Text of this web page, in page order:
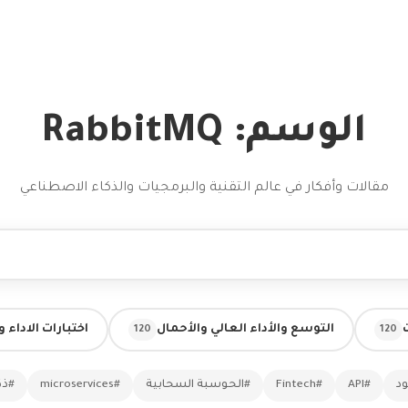
الوسم: RabbitMQ
مقالات وأفكار في عالم التقنية والبرمجيات والذكاء الاصطناعي
120 التوسع والأداء العالي والأحمال 120 اختبارات الاداء
#API
#Fintech #الحوسبة السحابية #microservices